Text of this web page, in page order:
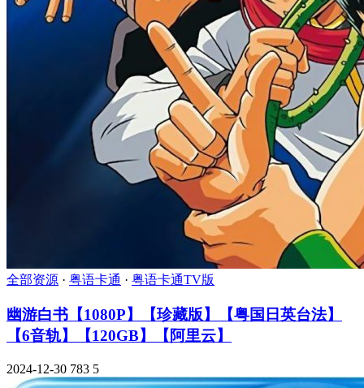
全部资源 · 粤语卡通 · 粤语卡通TV版
幽游白书【1080P】【珍藏版】【粤国日英台法】
【6音轨】【120GB】【阿里云】
2024-12-30 783 5